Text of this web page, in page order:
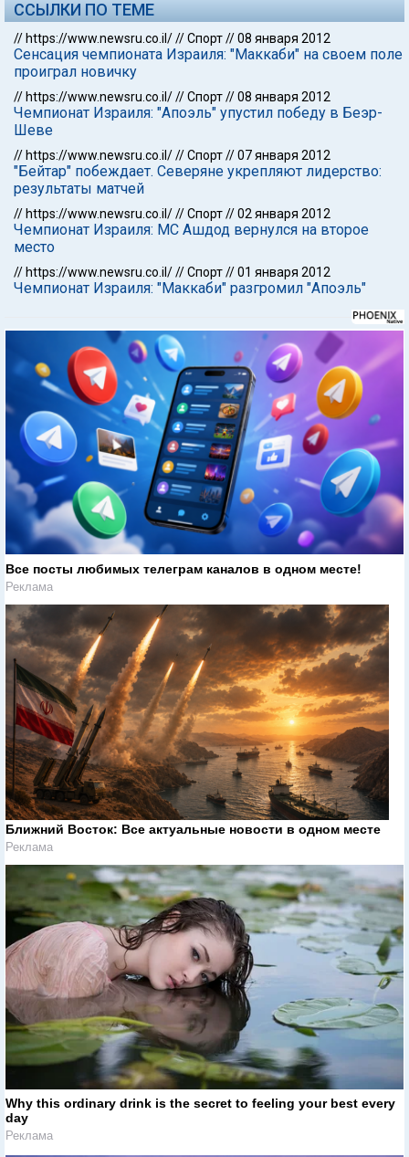
ССЫЛКИ ПО ТЕМЕ
// https://www.newsru.co.il///Спорт//08 января 2012
Сенсация чемпионата Израиля: "Маккаби" на своем поле
проиграл новичку
// https://www.newsru.co.il///Спорт//08 января 2012
Чемпионат Израиля: "Апоэль" упустил победу в Беэр-
Шеве
// https://www.newsru.co.il///Спорт//07 января 2012
"Бейтар" побеждает. Северяне укрепляют лидерство:
результаты матчей
// https://www.newsru.co.il///Спорт//02 января 2012
Чемпионат Израиля: МС Ашдод вернулся на второе
место
// https://www.newsru.co.il///Спорт//01 января 2012
Чемпионат Израиля: "Маккаби" разгромил "Апоэль"
Все посты любимых телеграм каналов в одном месте!
Реклама
Ближний Восток: Все актуальные новости в одном месте
Реклама
Why this ordinary drink is the secret to feeling your best every
day
Реклама